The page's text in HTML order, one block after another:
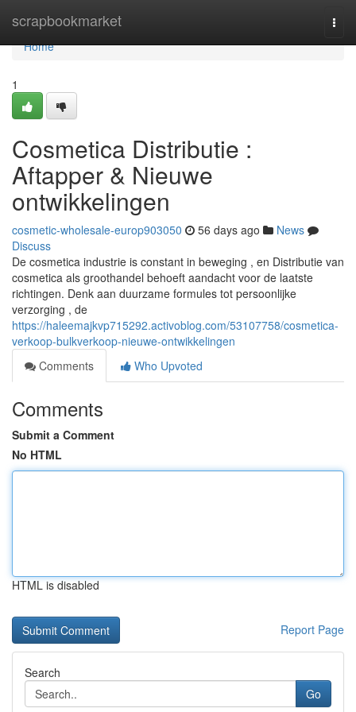
scrapbookmarket
Home
Home
1
Cosmetica Distributie :
Aftapper & Nieuwe
ontwikkelingen
cosmetic-wholesale-europ903050 56 days ago
News
Discuss
De cosmetica industrie is constant in beweging , en Distributie van
cosmetica als groothandel behoeft aandacht voor de laatste
richtingen. Denk aan duurzame formules tot persoonlijke
verzorging , de
https://haleemajkvp715292.activoblog.com/53107758/cosmetica-
verkoop-bulkverkoop-nieuwe-ontwikkelingen
Comments
Who Upvoted
Comments
Submit a Comment
No HTML
HTML is disabled
Report Page
Search
Go